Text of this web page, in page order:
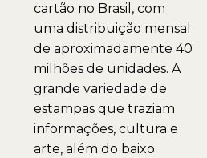
cartão no Brasil, com
uma distribuição mensal
de aproximadamente 40
milhões de unidades. A
grande variedade de
estampas que traziam
informações, cultura e
arte, além do baixo